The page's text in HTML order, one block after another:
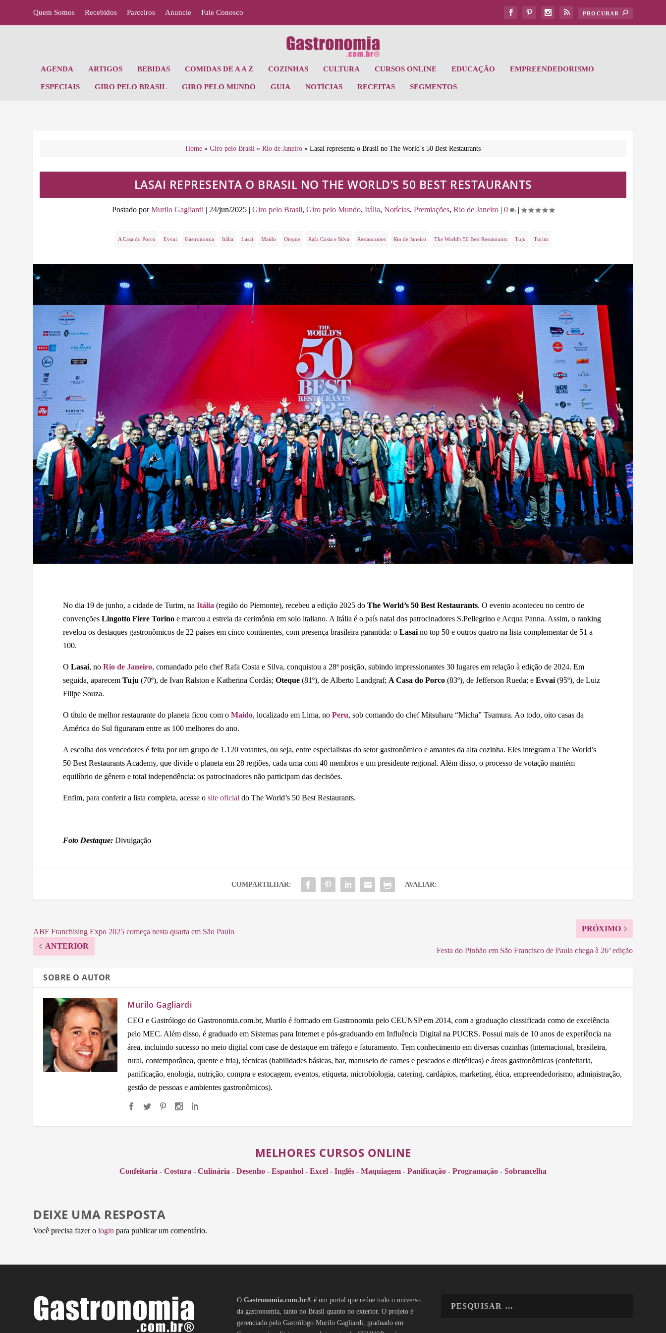
Quem Somos Recebidos Parceiros Anuncie Fale Conosco
AGENDA ARTIGOS BEBIDAS COMIDAS DE A A Z COZINHAS CULTURA CURSOS ONLINE EDUCAÇÃO EMPREENDEDORISMO
ESPECIAIS GIRO PELO BRASIL GIRO PELO MUNDO GUIA NOTÍCIAS RECEITAS SEGMENTOS
Home » Giro pelo Brasil » Rio de Janeiro » Lasai representa o Brasil no The World’s 50 Best Restaurants
LASAI REPRESENTA O BRASIL NO THE WORLD’S 50 BEST RESTAURANTS
Postado porMurilo Gagliardi | 24/jun/2025 | Giro pelo Brasil, Giro pelo Mundo, Itália, Notícias, Premiações, Rio de Janeiro | 0 |
A Casa do Porco Evvai Gastronomia Itália Lasai Maido Oteque Rafa Costa e Silva Restaurantes Rio de Janeiro The World's 50 Best Restaurants Tuju Turim
No dia 19 de junho, a cidade de Turim, naItália (região do Piemonte), recebeu a edição 2025 doThe World’s 50 Best Restaurants. O evento aconteceu no centro de
convençõesLingotto Fiere Torino e marcou a estreia da cerimônia em solo italiano. A Itália é o país natal dos patrocinadores S.Pellegrino e Acqua Panna. Assim, o ranking
revelou os destaques gastronômicos de 22 países em cinco continentes, com presença brasileira garantida: oLasai no top 50 e outros quatro na lista complementar de 51 a
100.
OLasai, noRio de Janeiro, comandado pelo chef Rafa Costa e Silva, conquistou a 28ª posição, subindo impressionantes 30 lugares em relação à edição de 2024. Em
seguida, aparecemTuju (70º), de Ivan Ralston e Katherina Cordás;Oteque (81º), de Alberto Landgraf; A Casa do Porco (83º), de Jefferson Rueda; eEvvai (95º), de Luiz
Filipe Souza.
O título de melhor restaurante do planeta ficou com oMaido, localizado em Lima, noPeru, sob comando do chef Mitsuharu “Micha” Tsumura. Ao todo, oito casas da
América do Sul figuraram entre as 100 melhores do ano.
A escolha dos vencedores é feita por um grupo de 1.120 votantes, ou seja, entre especialistas do setor gastronômico e amantes da alta cozinha. Eles integram a The World’s
50 Best Restaurants Academy, que divide o planeta em 28 regiões, cada uma com 40 membros e um presidente regional. Além disso, o processo de votação mantém
equilíbrio de gênero e total independência: os patrocinadores não participam das decisões.
Enfim, para conferir a lista completa, acesse osite oficial do The World’s 50 Best Restaurants.
Foto Destaque: Divulgação
COMPARTILHAR: AVALIAR:
ABF Franchising Expo 2025 começa nesta quarta em São Paulo
ANTERIOR
PRÓXIMO
Festa do Pinhão em São Francisco de Paula chega à 26ª edição
SOBRE O AUTOR
Murilo Gagliardi
CEO e Gastrólogo do Gastronomia.com.br, Murilo é formado em Gastronomia pelo CEUNSP em 2014, com a graduação classificada como de excelência
pelo MEC. Além disso, é graduado em Sistemas para Internet e pós-graduando em Influência Digital na PUCRS. Possui mais de 10 anos de experiência na
área, incluindo sucesso no meio digital com case de destaque em tráfego e faturamento. Tem conhecimento em diversas cozinhas (internacional, brasileira,
rural, contemporânea, quente e fria), técnicas (habilidades básicas, bar, manuseio de carnes e pescados e dietéticas) e áreas gastronômicas (confeitaria,
panificação, enologia, nutrição, compra e estocagem, eventos, etiqueta, microbiologia, catering, cardápios, marketing, ética, empreendedorismo, administração,
gestão de pessoas e ambientes gastronômicos).
MELHORES CURSOS ONLINE
Confeitaria - Costura - Culinária - Desenho - Espanhol - Excel - Inglês - Maquiagem - Panificação - Programação - Sobrancelha
DEIXE UMA RESPOSTA
Você precisa fazer ologin para publicar um comentário.
OGastronomia.com.br® é um portal que reúne todo o universo
da gastronomia, tanto no Brasil quanto no exterior. O projeto é
gerenciado pelo Gastrólogo Murilo Gagliardi, graduado em